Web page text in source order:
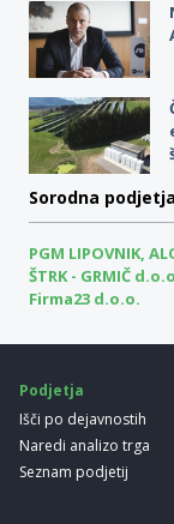
Sorodna podjetja
PGM LIPOVNIK,
ŠTRK - GRMIČ
Firma23 d.o.o.
Podjetja
Išči po dejavnostih
Naredi analizo trga
Seznam podjetij